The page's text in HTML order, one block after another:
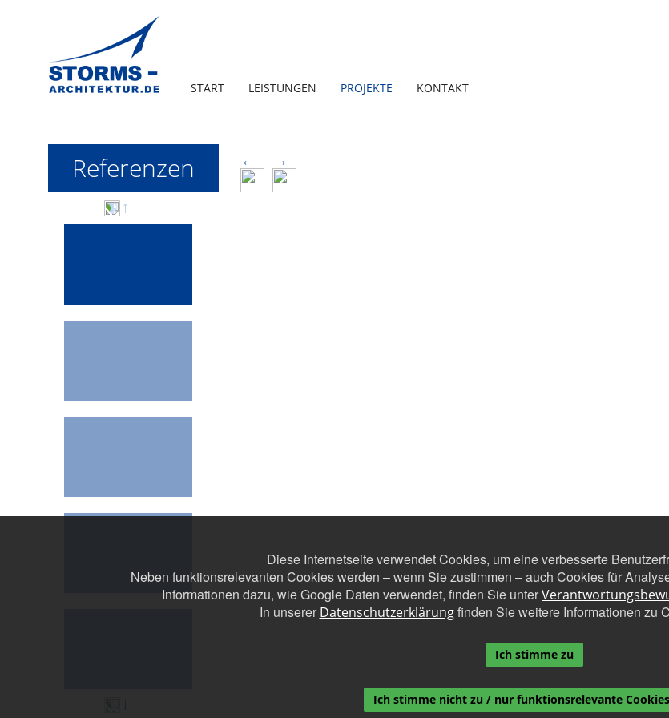
START LEISTUNGEN PROJEKTE KONTAKT
Referenzen
Diese Internetseite verwendet Cookies, um eine verbesserte
Neben funktionsrelevanten Cookies werden – wenn Sie zustimmen – auch Cookies für
Informationen dazu, wie Google Daten verwendet, finden Sie unter
In unserer Datenschutzerklärungfinden Sie weitere Informationen zu
Ich stimme zu
Ich stimme nicht zu / nur funktionsrelevante